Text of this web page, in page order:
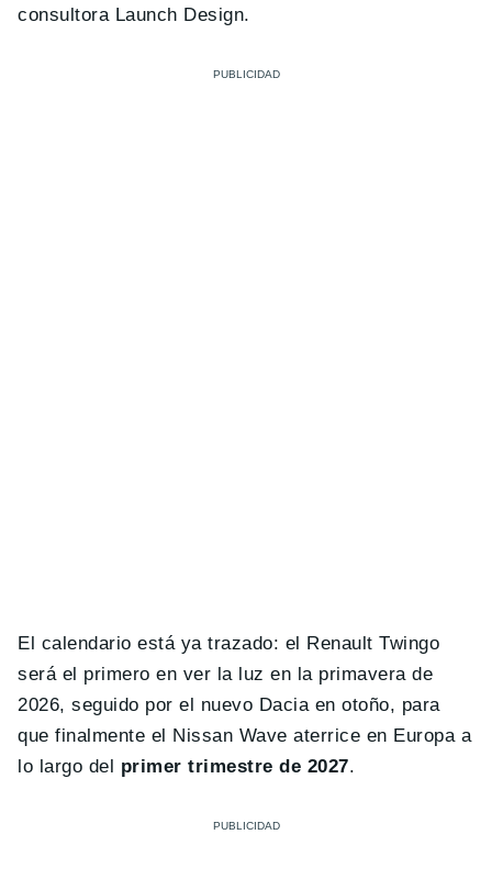
consultora Launch Design.
El calendario está ya trazado: el Renault Twingo
será el primero en ver la luz en la primavera de
2026, seguido por el nuevo Dacia en otoño, para
que finalmente el Nissan Wave aterrice en Europa a
lo largo del primer trimestre de 2027.